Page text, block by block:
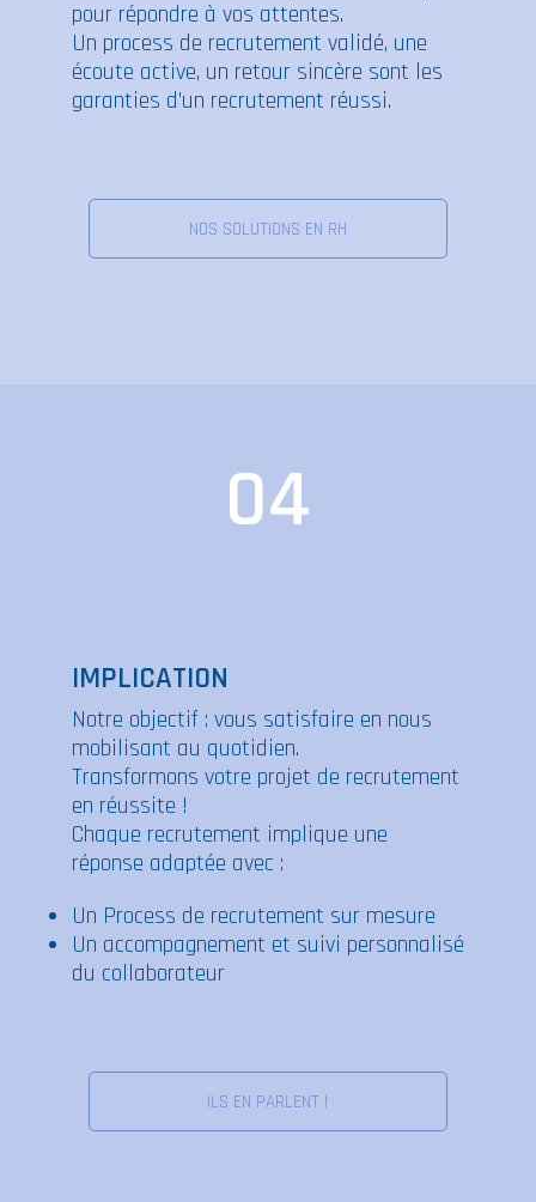
pour répondre à vos attentes.
Un process de recrutement validé, une
écoute active, un retour sincère sont les
garanties d’un recrutement réussi.
NOS SOLUTIONS EN RH
04
IMPLICATION
Notre objectif : vous satisfaire en nous
mobilisant au quotidien.
Transformons votre projet de recrutement
en réussite !
Chaque recrutement implique une
réponse adaptée avec :
Un Process de recrutement sur mesure
Un accompagnement et suivi personnalisé
du collaborateur
ILS EN PARLENT !